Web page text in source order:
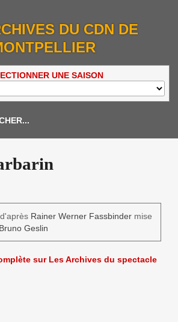
DU CDN DE
UNE SAISON
Rainer Werner Fassbindermise
Bruno Geslin
sur Les Archives du spectacle